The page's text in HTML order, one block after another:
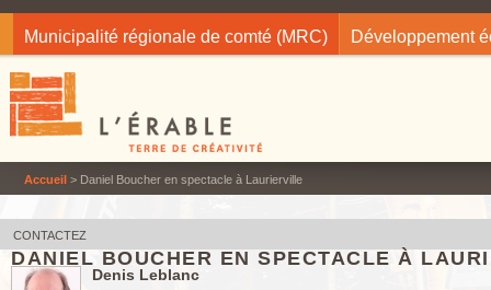
Municipalité régionale de comté (MRC) Développement
Accueil > Daniel Boucher en spectacle à Laurierville
DANIEL BOUCHER EN SPECTACLE À
CONTACTEZ
Denis Leblanc